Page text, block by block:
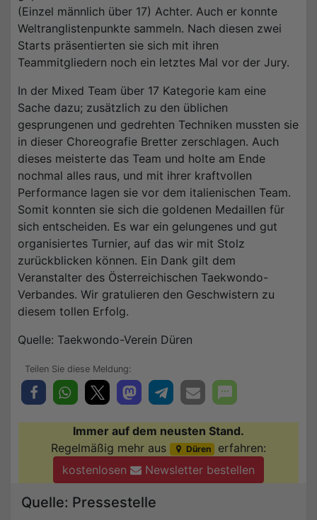
(Einzel männlich über 17) Achter. Auch er konnte
Weltranglistenpunkte sammeln. Nach diesen zwei
Starts präsentierten sie sich mit ihren
Teammitgliedern noch ein letztes Mal vor der Jury.
In der Mixed Team über 17 Kategorie kam eine
Sache dazu; zusätzlich zu den üblichen
gesprungenen und gedrehten Techniken mussten sie
in dieser Choreografie Bretter zerschlagen. Auch
dieses meisterte das Team und holte am Ende
nochmal alles raus, und mit ihrer kraftvollen
Performance lagen sie vor dem italienischen Team.
Somit konnten sie sich die goldenen Medaillen für
sich entscheiden. Es war ein gelungenes und gut
organisiertes Turnier, auf das wir mit Stolz
zurückblicken können. Ein Dank gilt dem
Veranstalter des Österreichischen Taekwondo-
Verbandes. Wir gratulieren den Geschwistern zu
diesem tollen Erfolg.
Quelle: Taekwondo-Verein Düren
Immer auf dem neusten Stand.
Regelmäßig mehr aus
Düren
erfahren:
kostenlosen
Newsletter bestellen
Quelle: Pressestelle